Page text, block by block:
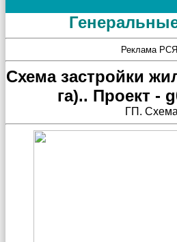
Реклама
Схема застройки
га).. Проект -
ГП.